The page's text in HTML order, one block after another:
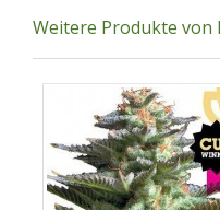
Weitere Produkte von